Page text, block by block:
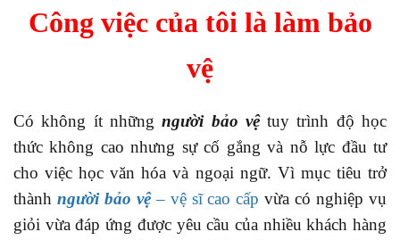
Công việc của tôi là làm bảo
vệ
Có không ít nhữngngười bảo vệtuy trình độ học
thức không cao nhưng sự cố gắng và nỗ lực đầu tư
cho việc học văn hóa và ngoại ngữ. Vì mục tiêu trở
thành người bảo vệ– vệ sĩ cao cấp vừa có nghiệp vụ
giỏi vừa đáp ứng được yêu cầu của nhiều khách hàng